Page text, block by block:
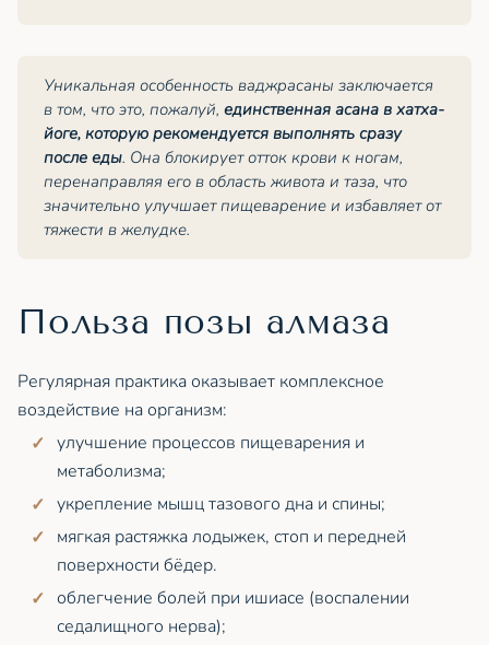
Уникальная особенность ваджрасаны заключается
в том, что это, пожалуй, единственная асана в хатха-
йоге, которую рекомендуется выполнять сразу
после еды. Она блокирует отток крови к ногам,
перенаправляя его в область живота и таза, что
значительно улучшает пищеварение и избавляет от
тяжести в желудке.
Польза позы алмаза
Регулярная практика оказывает комплексное
воздействие на организм:
улучшение процессов пищеварения и
метаболизма;
укрепление мышц тазового дна и спины;
мягкая растяжка лодыжек, стоп и передней
поверхности бёдер.
облегчение болей при ишиасе (воспалении
седалищного нерва);